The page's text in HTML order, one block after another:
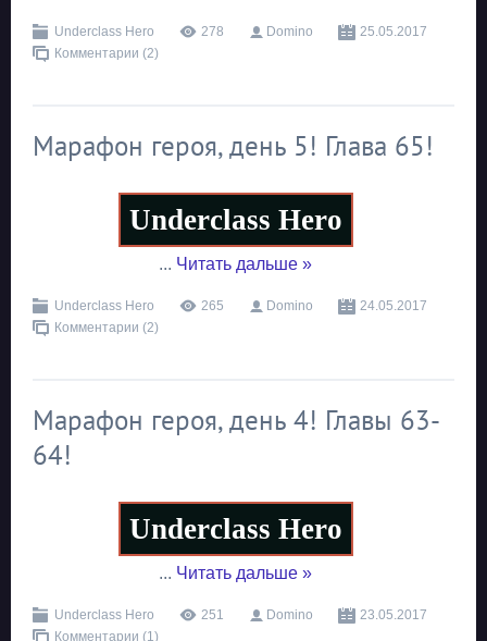
Underclass Hero 278 Domino
25.05.2017
Комментарии (2)
Марафон героя, день 5! Глава 65!
Underclass Hero
... Читать дальше »
Underclass Hero 265 Domino
24.05.2017
Комментарии (2)
Марафон героя, день 4! Главы 63-
64!
Underclass Hero
... Читать дальше »
Underclass Hero 251 Domino
23.05.2017
Комментарии (1)